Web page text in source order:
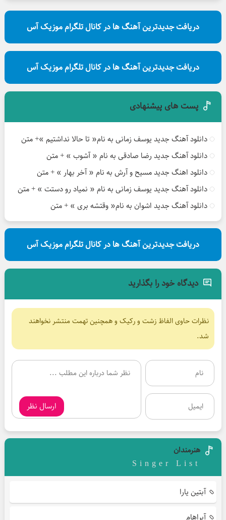
دریافت جدیدترین آهنگ ها در کانال تلگرام موزیک آس
دریافت جدیدترین آهنگ ها در کانال تلگرام موزیک آس
پست های پیشنهادی
دانلود آهنگ جدید یوسف زمانی به نام« تا حالا نداشتیم »+ متن
دانلود آهنگ جدید رضا صادقی به نام « آشوب » + متن
دانلود اهنگ جدید مسیح و آرش به نام « آخر بهار » + متن
دانلود آهنگ جدید یوسف زمانی به نام « نمیاد رو دستت » + متن
دانلود آهنگ جدید اشوان به نام« وقتشه بری » + متن
دریافت جدیدترین آهنگ ها در کانال تلگرام موزیک آس
دیدگاه خود را بگذارید
نظرات حاوی الفاظ زشت و رکیک و همچنین تهمت منتشر نخواهند
شد.
ارسال نظر
هنرمندان
Singer List
آبتین یارا
آبراهام